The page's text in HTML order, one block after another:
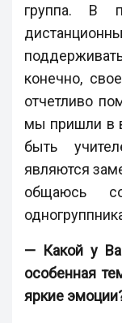
группа. В
конечно,
отчетливо
мы пришли в
быть
являются
общаюсь
— Какой у
особенная
яркие